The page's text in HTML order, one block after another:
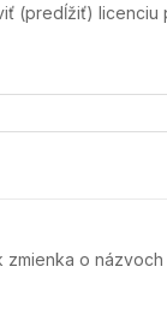
(predĺžiť) licenciu
o